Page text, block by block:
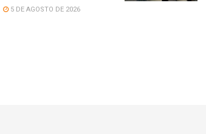
5 DE AGOSTO DE 2026